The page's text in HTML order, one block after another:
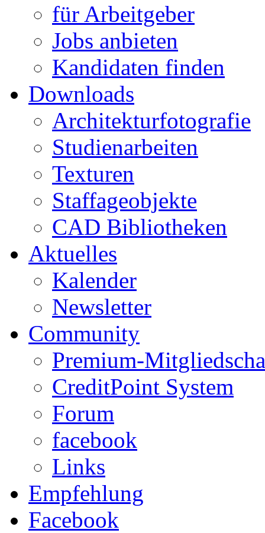
für Arbeitgeber
Jobs anbieten
Kandidaten finden
Downloads
Architekturfotografie
Studienarbeiten
Texturen
Staffageobjekte
CAD Bibliotheken
Aktuelles
Kalender
Newsletter
Community
Premium-
CreditPoint System
Forum
facebook
Links
Empfehlung
Facebook